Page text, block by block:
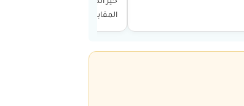
المقابلة واشكركم ايضا على
والاطمئنان على المقابلة…